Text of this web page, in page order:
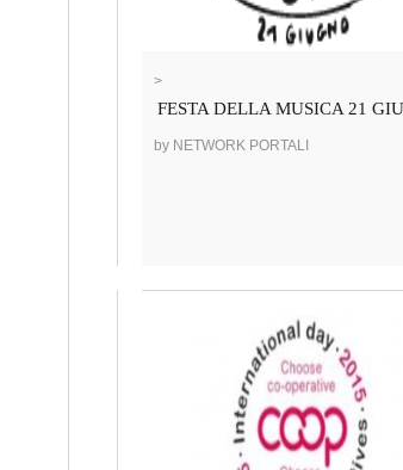
>
FESTA DELLA MUSICA 21
by NETWORK PORTALI